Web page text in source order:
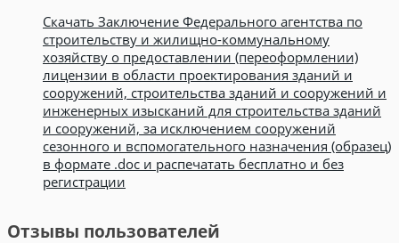
Скачать Заключение Федерального агентства по
строительству и жилищно-коммунальному
хозяйству о предоставлении (переоформлении)
лицензии в области проектирования зданий и
сооружений, строительства зданий и сооружений и
инженерных изысканий для строительства зданий
и сооружений, за исключением сооружений
сезонного и вспомогательного назначения (образец)
в формате .doc и распечатать бесплатно и без
регистрации
Отзывы пользователей